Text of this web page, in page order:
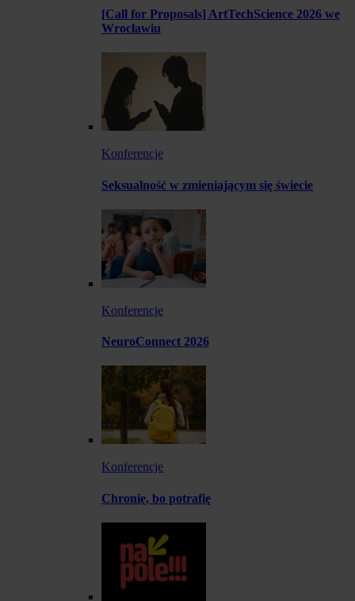
[Call for Proposals] ArtTechScience 2026 we
Wrocławiu
Konferencje
Seksualność w zmieniającym się świecie
Konferencje
NeuroConnect 2026
Konferencje
Chronię, bo potrafię